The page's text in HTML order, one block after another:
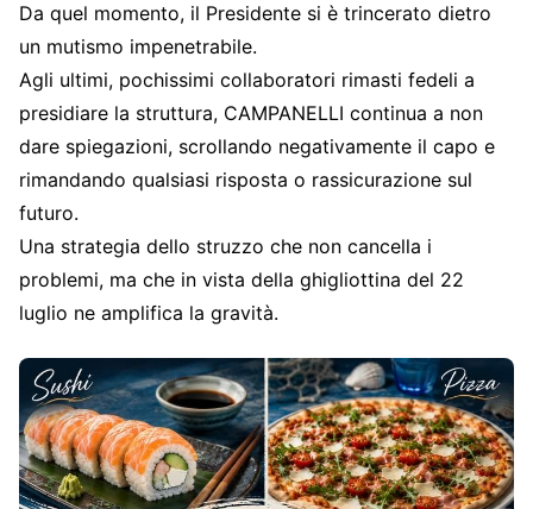
Da quel momento, il Presidente si è trincerato dietro
un mutismo impenetrabile.
Agli ultimi, pochissimi collaboratori rimasti fedeli a
presidiare la struttura, CAMPANELLI continua a non
dare spiegazioni, scrollando negativamente il capo e
rimandando qualsiasi risposta o rassicurazione sul
futuro.
Una strategia dello struzzo che non cancella i
problemi, ma che in vista della ghigliottina del 22
luglio ne amplifica la gravità.